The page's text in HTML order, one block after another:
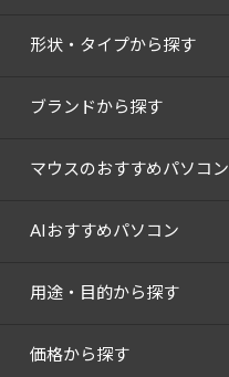
形状・タイプから探す
ブランドから探す
マウスのおすすめパソコン
AIおすすめパソコン
用途・目的から探す
価格から探す